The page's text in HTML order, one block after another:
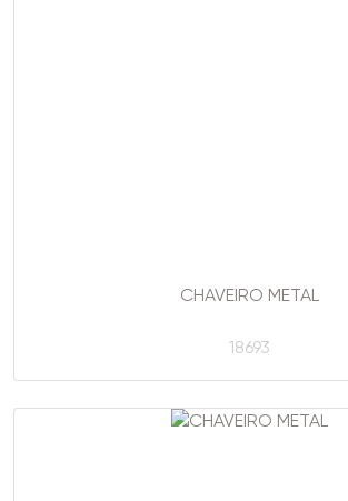
CHAVEIRO METAL
18693